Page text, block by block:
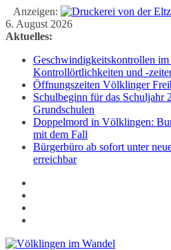
Anzeigen:
Zum
Inhalt
6. August 2026
Aktuelles:
Geschwindigkeitskontrollen
Kontrollörtlichkeiten und -
Öffnungszeiten Völklinger
Schulbeginn für das Schuljahr
Grundschulen
Doppelmord in Völklingen:
mit dem Fall
Bürgerbüro ab sofort unter
erreichbar